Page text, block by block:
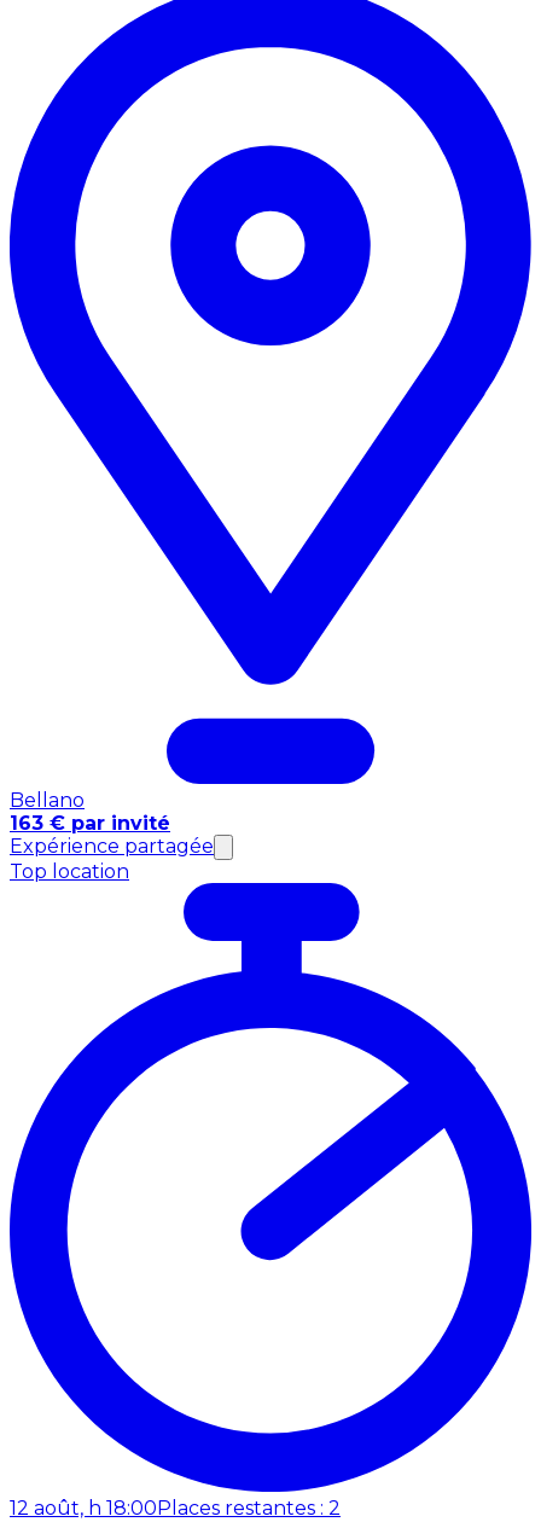
Bellano
163 € par invité
Expérience partagée
Top location
12 août, h 18:00Places restantes : 2